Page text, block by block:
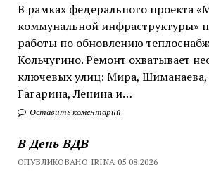
В рамках федерального проекта
коммунальной инфраструктуры»
работы по обновлению
Кольчугино. Ремонт охватывает
ключевых улиц: Мира,
Гагарина, Ленина и…
Оставить коментарий
В День ВДВ
ОПУБЛИКОВАНО IRINA 05.08.2026